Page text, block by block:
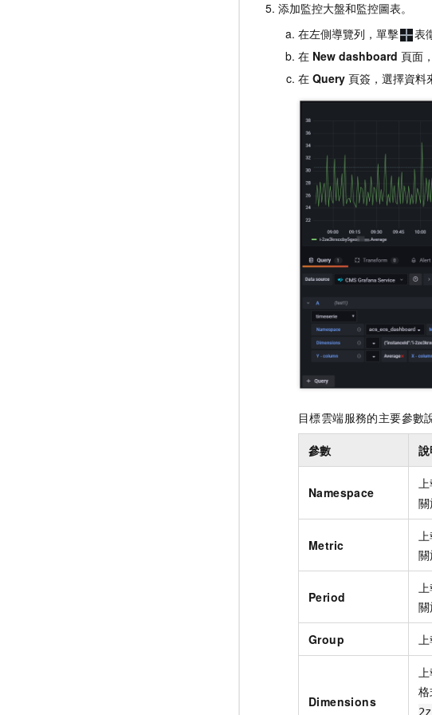
添加監控大盤和監控圖表。
在左側導覽列，單擊
表
在 New dashboard 頁面
在 Query 頁簽，選擇資料
目標雲端服務的主要參數
參數
Namespace
Metric
Period
Group
Dimensions